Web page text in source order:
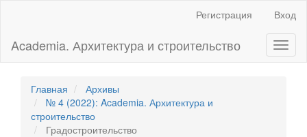
Основное
содержимое
панель
Регистрация Вход
Academia. Архитектура и строительство
Главная
Архивы
№ 4 (2022): Academia. Архитектура и
строительство
Градостроительство